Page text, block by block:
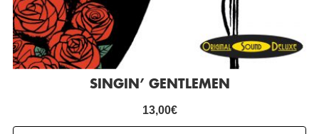
SINGIN’ GENTLEMEN
13,00€